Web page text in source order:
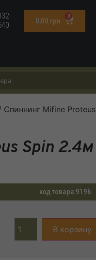
0,00 грн.
0
Спиннинг Mifine Proteus
Spin 2.4м
код товара:9196
В корзину